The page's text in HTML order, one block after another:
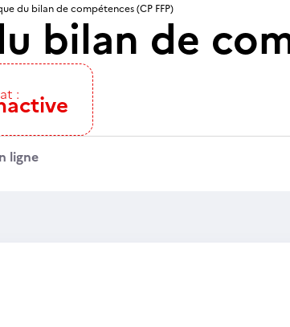
du bilan de compétences (CP FFP)
bilan de
:
ligne